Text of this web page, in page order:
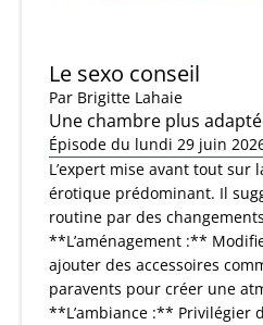
Le sexo conseil
Par Brigitte Lahaie
Une chambre plus
Épisode du lundi 29 juin
L’expert mise avant tout
érotique prédominant. Il
routine par des
**L’aménagement :**
ajouter des accessoires
paravents pour créer une
**L’ambiance :** Privilégier